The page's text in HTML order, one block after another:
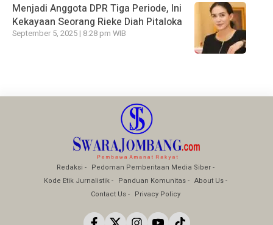
Menjadi Anggota DPR Tiga Periode, Ini
Kekayaan Seorang Rieke Diah Pitaloka
September 5, 2025 | 8:28 pm WIB
Redaksi
Pedoman Pemberitaan Media Siber
Kode Etik Jurnalistik
Panduan Komunitas
About Us
Contact Us
Privacy Policy